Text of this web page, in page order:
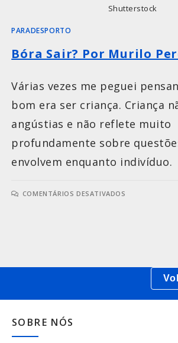
Shutterstock
PARADESPORTO
Bóra Sair? Por Murilo
Várias vezes me peguei
bom era ser criança. Criança
angústias e não reflete muito
profundamente sobre
envolvem enquanto indivíduo.
COMENTÁRIOS DESATIVADOS
SOBRE NÓS